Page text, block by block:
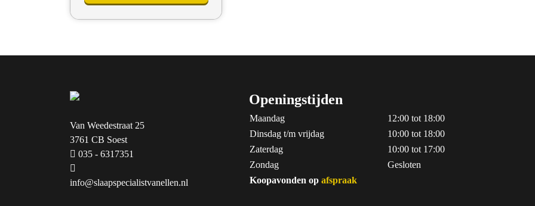
Van Weedestraat 25
3761 CB Soest
035 - 6317351
info@slaapspecialistvanellen.nl
Openingstijden
Maandag
12:00 tot 18:00
Dinsdag t/m vrijdag
10:00 tot 18:00
Zaterdag
10:00 tot 17:00
Zondag
Gesloten
Koopavonden op afspraak